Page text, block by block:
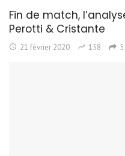
Fin de match,
Perotti & Cristante
21 février 2020 158 5